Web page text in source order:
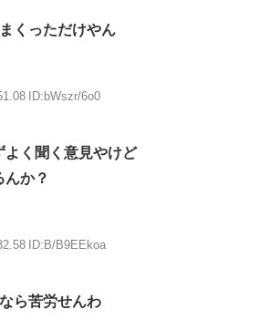
くっただけやん
ID:bWszr/6o0
よく聞く意見やけど
んか？
ID:B/B9EEkoa
ら苦労せんわ